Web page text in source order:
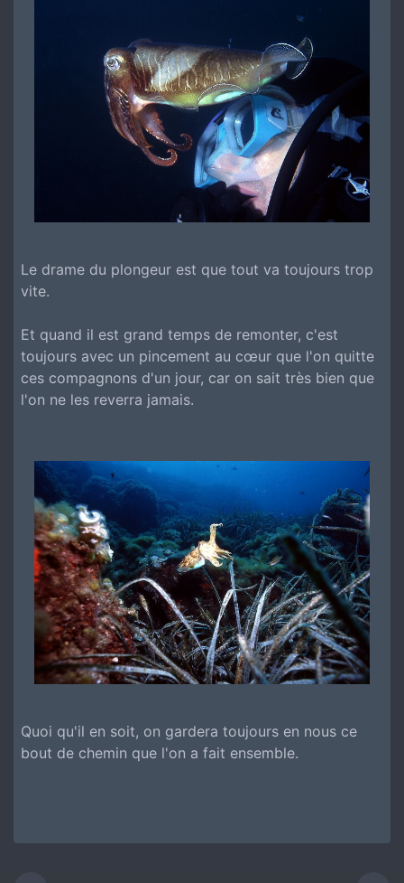
Le drame du plongeur est que tout va toujours trop
vite.
Et quand il est grand temps de remonter, c'est
toujours avec un pincement au cœur que l'on quitte
ces compagnons d'un jour, car on sait très bien que
l'on ne les reverra jamais.
Quoi qu'il en soit, on gardera toujours en nous ce
bout de chemin que l'on a fait ensemble.